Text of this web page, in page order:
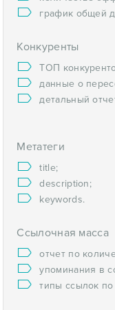
график общей
Конкуренты
ТОП
данные о
детальный
Метатеги
title;
description;
keywords.
Ссылочная масса
отчет по
упоминания в
типы ссылок по